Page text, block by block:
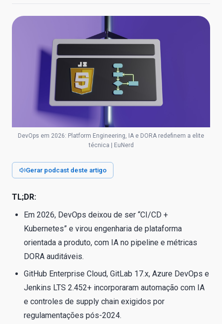
DevOps em 2026: Platform Engineering, IA e DORA redefinem a elite
técnica | EuNerd
Gerar podcast deste artigo
TL;DR:
Em 2026, DevOps deixou de ser “CI/CD +
Kubernetes” e virou engenharia de plataforma
orientada a produto, com IA no pipeline e métricas
DORA auditáveis.
GitHub Enterprise Cloud, GitLab 17.x, Azure DevOps e
Jenkins LTS 2.452+ incorporaram automação com IA
e controles de supply chain exigidos por
regulamentações pós-2024.